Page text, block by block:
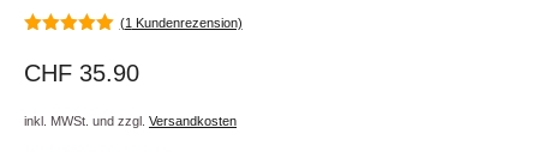
(1 Kundenrezension)
CHF 35.90
inkl. MWSt. und zzgl. Versandkosten